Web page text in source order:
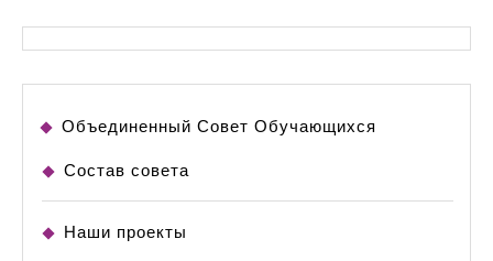
Объединенный Совет Обучающихся
Состав совета
Наши проекты